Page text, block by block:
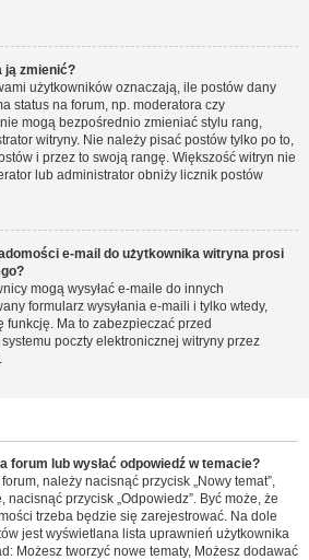
ją zmienić?
użytkowników oznaczają, ile postów dany
status na forum, np. moderatora czy
mogą bezpośrednio zmieniać stylu rang,
witryny. Nie należy pisać postów tylko po to,
i przez to swoją rangę. Większość witryn nie
lub administrator obniży licznik postów
e-mail do użytkownika witryna prosi
mogą wysyłać e-maile do innych
formularz wysyłania e-maili i tylko wtedy,
funkcję. Ma to zabezpieczać przed
poczty elektronicznej witryny przez
forum lub wysłać odpowiedź w temacie?
należy nacisnąć przycisk „Nowy temat”,
przycisk „Odpowiedz”. Być może, że
trzeba będzie się zarejestrować. Na dole
jest wyświetlana lista uprawnień użytkownika
Możesz tworzyć nowe tematy, Możesz dodawać